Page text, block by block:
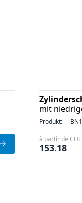
mit
Produkt:
à partir de
153.18